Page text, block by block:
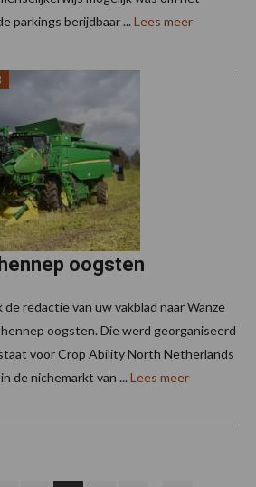
parkings berijdbaar ... Lees meer
oogsten
redactie van uw vakblad naar Wanze
oogsten. Die werd georganiseerd
voor Crop Ability North Netherlands
de nichemarkt van ... Lees meer